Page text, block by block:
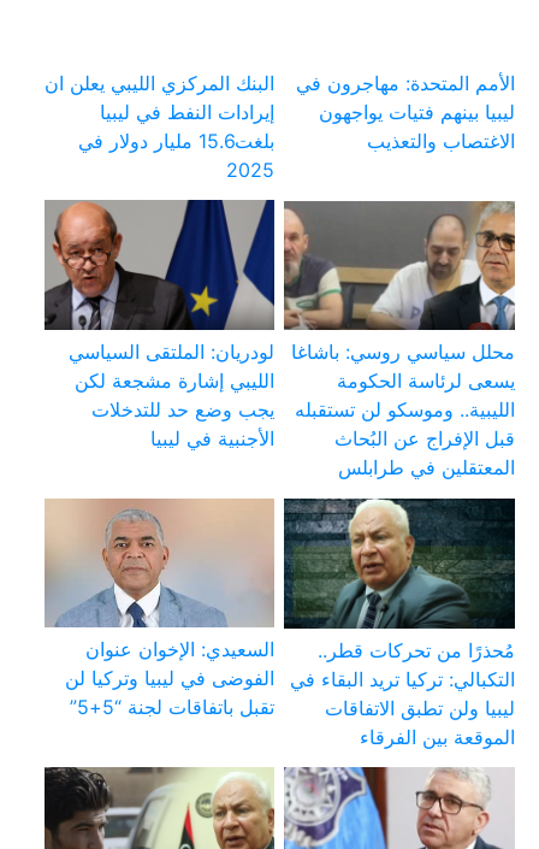
الأمم المتحدة: مهاجرون في
ليبيا بينهم فتيات يواجهون
الاغتصاب والتعذيب
البنك المركزي الليبي يعلن ان
إيرادات النفط في ليبيا
بلغت15.6 مليار دولار في
2025
محلل سياسي روسي: باشاغا
يسعى لرئاسة الحكومة
الليبية.. وموسكو لن تستقبله
قبل الإفراج عن البُحاث
المعتقلين في طرابلس
لودريان: الملتقى السياسي
الليبي إشارة مشجعة لكن
يجب وضع حد للتدخلات
الأجنبية في ليبيا
مُحذرًا من تحركات قطر..
التكبالي: تركيا تريد البقاء في
ليبيا ولن تطبق الاتفاقات
الموقعة بين الفرقاء
السعيدي: الإخوان عنوان
الفوضى في ليبيا وتركيا لن
تقبل باتفاقات لجنة “5+5”